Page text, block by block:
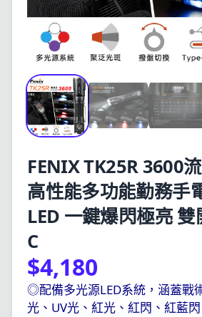
FENIX TK25R 3600
高性能多功能勤務手
LED 一鍵爆閃極亮 雙
C
$4,180
◎配備多光源LED系統，涵蓋戰
光、UV光、紅光、紅閃、紅藍閃